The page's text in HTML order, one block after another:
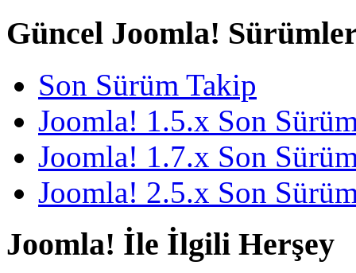
Güncel Joomla!
Son Sürüm Takip
Joomla! 1.5.x Son
Joomla! 1.7.x Son
Joomla! 2.5.x Son
Joomla! İle İlgili Herşey